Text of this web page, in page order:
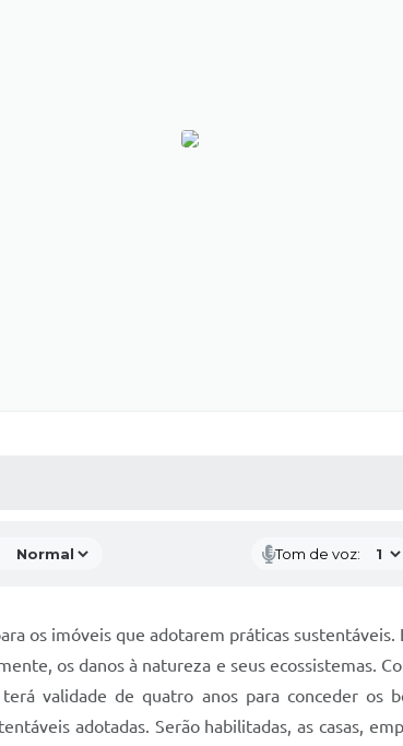
Tom de voz:
os imóveis que adotarem práticas
os danos à natureza e seus ecossistemas.
validade de quatro anos para conceder
adotadas. Serão habilitadas, as casas,